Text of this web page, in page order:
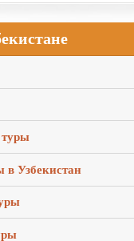
в Узбекистан